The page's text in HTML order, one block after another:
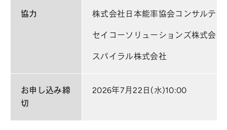
協力 株式会社日本能率協会コンサルティ
セイコーソリューションズ株式会社
スパイラル株式会社
お申し込み締
切
2026年7月22日(水)10:00